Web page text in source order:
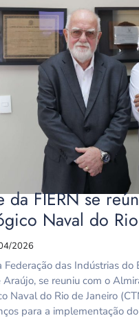
da FIERN se
Naval do
2026
das Indústrias do
se reuniu com o
Naval do Rio de Janeiro
para a implementação